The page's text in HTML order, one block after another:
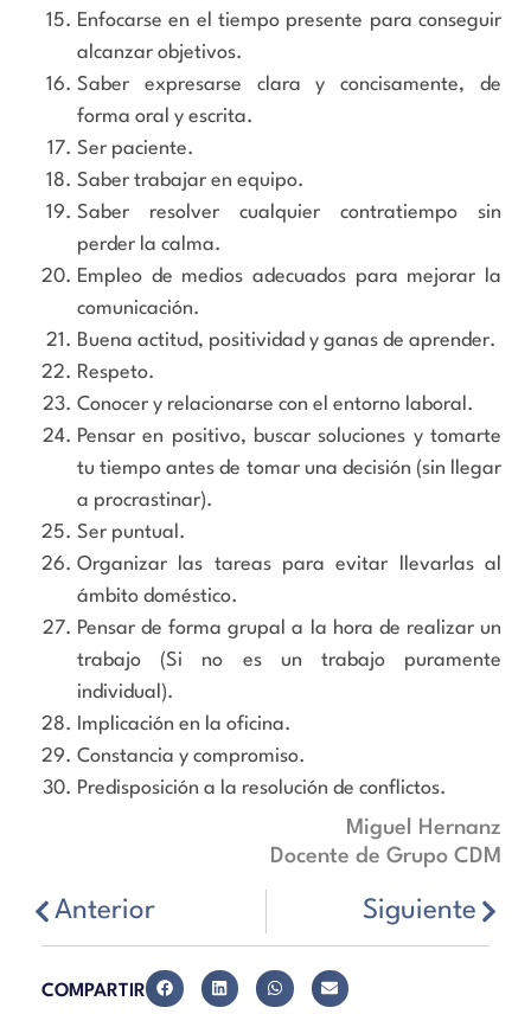
Enfocarse en el tiempo presente para conseguir
alcanzar objetivos.
Saber expresarse clara y concisamente, de
forma oral y escrita.
Ser paciente.
Saber trabajar en equipo.
Saber resolver cualquier contratiempo sin
perder la calma.
Empleo de medios adecuados para mejorar la
comunicación.
Buena actitud, positividad y ganas de aprender.
Respeto.
Conocer y relacionarse con el entorno laboral.
Pensar en positivo, buscar soluciones y tomarte
tu tiempo antes de tomar una decisión (sin llegar
a procrastinar).
Ser puntual.
Organizar las tareas para evitar llevarlas al
ámbito doméstico.
Pensar de forma grupal a la hora de realizar un
trabajo (Si no es un trabajo puramente
individual).
Implicación en la oficina.
Constancia y compromiso.
Predisposición a la resolución de conflictos.
Miguel Hernanz
Docente de Grupo CDM
Anterior Siguiente
COMPARTIR